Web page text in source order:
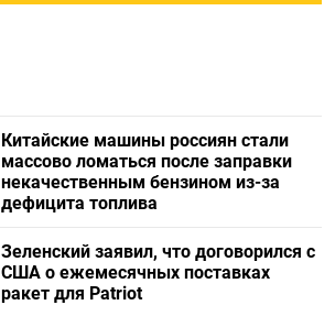
Китайские машины россиян стали
массово ломаться после заправки
некачественным бензином из-за
дефицита топлива
Зеленский заявил, что договорился с
США о ежемесячных поставках
ракет для Patriot